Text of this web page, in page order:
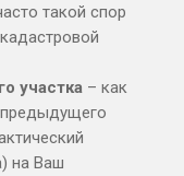
такой спор
участка– как
предыдущего
на Ваш